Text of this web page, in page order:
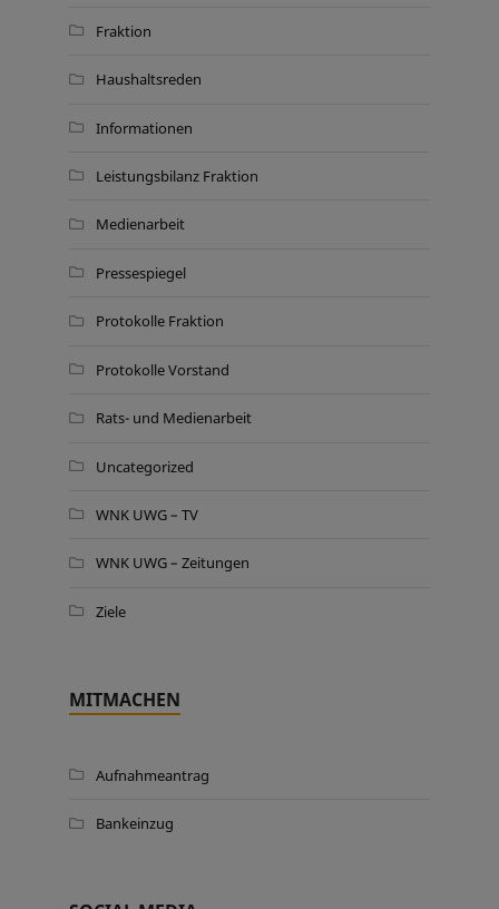
Fraktion
Haushaltsreden
Informationen
Leistungsbilanz Fraktion
Medienarbeit
Pressespiegel
Protokolle Fraktion
Protokolle Vorstand
Rats- und Medienarbeit
Uncategorized
WNK UWG – TV
WNK UWG – Zeitungen
Ziele
MITMACHEN
Aufnahmeantrag
Bankeinzug